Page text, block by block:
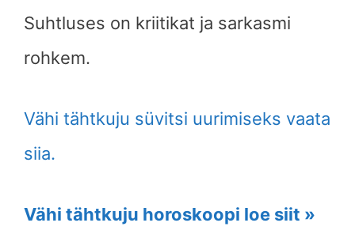
Suhtluses on kriitikat ja sarkasmi
rohkem.
Vähi tähtkuju süvitsi uurimiseks vaata
siia.
Vähi tähtkuju horoskoopi loe siit »